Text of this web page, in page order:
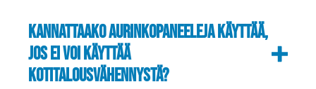
Kannattaako aurinkopaneeleja käyttää,
jos ei voi käyttää
kotitalousvähennystä?